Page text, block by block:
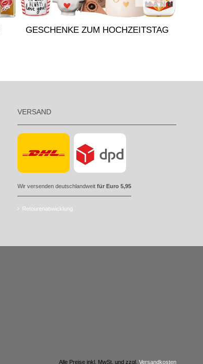
GESCHENKE ZUM HOCHZEITSTAG
VERSAND
Wir versenden deutschlandweit für Euro 5,95
Retourenabwicklung
Alle Preise inkl. MwSt. und zzgl. Versandkosten